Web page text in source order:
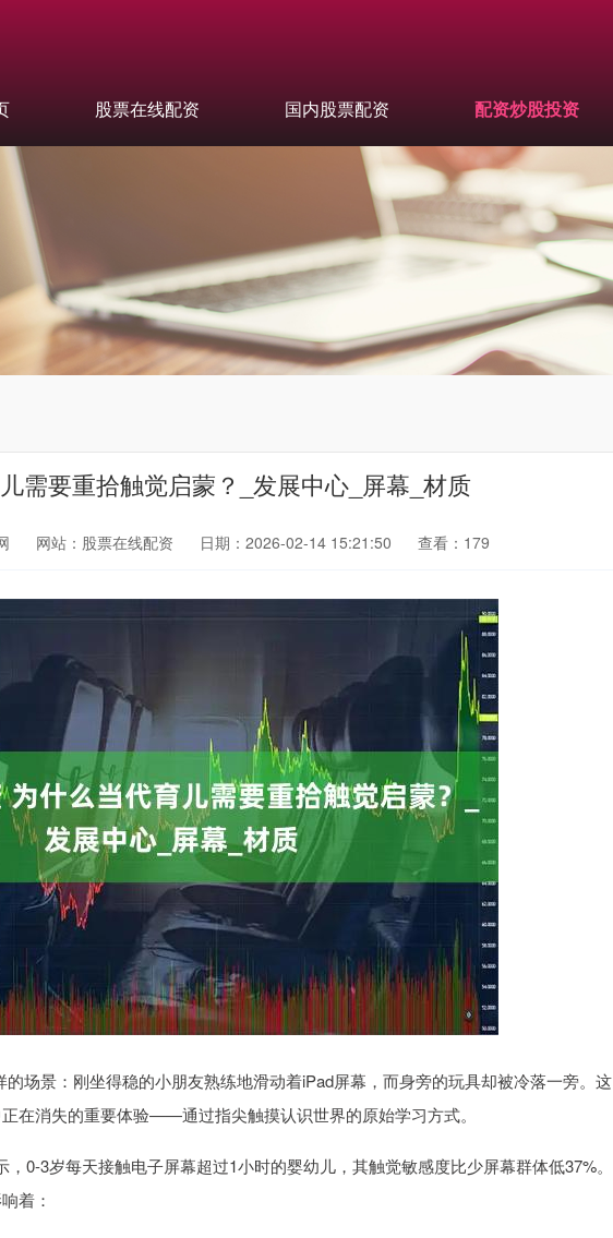
股票在线配资 国内股票配资 配资炒股投资
需要重拾触觉启蒙？_发展中心_屏幕_材质
网站：股票在线配资 日期：2026-02-14 15:21:50 查看：179
场景：刚坐得稳的小朋友熟练地滑动着iPad屏幕，而身旁的玩具却被冷落一旁。这
在消失的重要体验——通过指尖触摸认识世界的原始学习方式。
0-3岁每天接触电子屏幕超过1小时的婴幼儿，其触觉敏感度比少屏幕群体低37%。
着：